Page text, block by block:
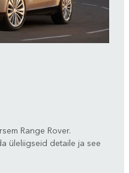
Range Rover.
üleliigseid detaile ja see